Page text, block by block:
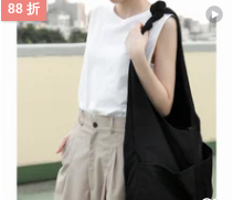
88 折